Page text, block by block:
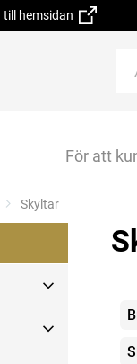
till hemsidan
För att
Current:
Skyltar